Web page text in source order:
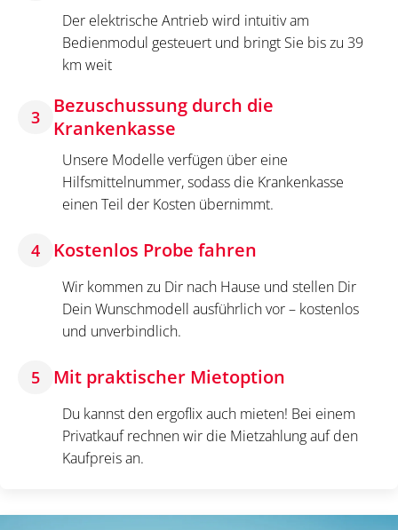
Der elektrische Antrieb wird intuitiv am
Bedienmodul gesteuert und bringt Sie bis zu 39
km weit
3
Bezuschussung durch die
Krankenkasse
Unsere Modelle verfügen über eine
Hilfsmittelnummer, sodass die Krankenkasse
einen Teil der Kosten übernimmt.
4 Kostenlos Probe fahren
Wir kommen zu Dir nach Hause und stellen Dir
Dein Wunschmodell ausführlich vor – kostenlos
und unverbindlich.
5 Mit praktischer Mietoption
Du kannst den ergoflix auch mieten! Bei einem
Privatkauf rechnen wir die Mietzahlung auf den
Kaufpreis an.